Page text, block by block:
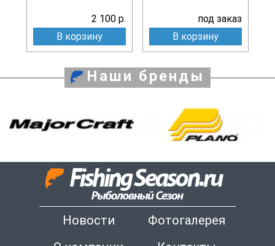
2 100 р.
В корзину
под заказ
В корзину
Наши бренды
Новости
Фотогалерея